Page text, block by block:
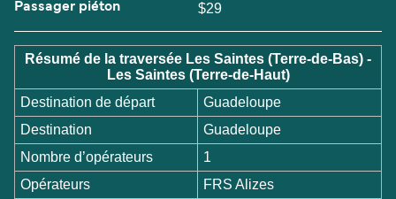
Passager piéton $29
Résumé de la traversée Les Saintes (Terre-de-Bas) -
Les Saintes (Terre-de-Haut)
Destination de départ
Guadeloupe
Destination
Guadeloupe
Nombre d’opérateurs
1
Opérateurs
FRS Alizes